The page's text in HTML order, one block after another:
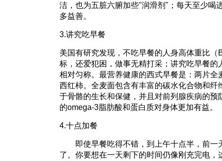
洁，也为五脏六腑加些"润滑剂"；每天至少喝
多益善。
3.讲究吃早餐
美国有研究发现，不吃早餐的人身高体重比（
标，还爱犯困，做事无精打采；讲究吃早餐的
相对匀称。最营养健康的西式早餐是：两片全
西红柿。全麦面包含有丰富的碳水化合物和纤
于骨骼的生长和保健，并且对前列腺疾病的预
的omega-3脂肪酸和蛋白质对身体更加有益。
4.十点加餐
即使早餐吃得不错，到上午十点半，前一
了。你要想在一天剩下的时间仍像刚充完电，